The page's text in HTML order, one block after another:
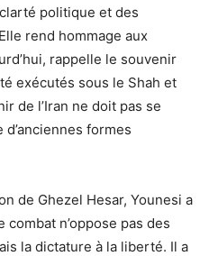
politique et des
rend hommage aux
rappelle le souvenir
exécutés sous le Shah et
de l’Iran ne doit pas se
formes
de Ghezel Hesar, Younesi a
n’oppose pas des
la dictature à la liberté. Il a